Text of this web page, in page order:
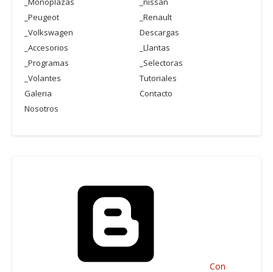
_Peugeot
_Renault
_Volkswagen
Descargas
_Accesorios
_Llantas
_Programas
_Selectoras
_Volantes
Tutoriales
Galeria
Contacto
Nosotros
Con